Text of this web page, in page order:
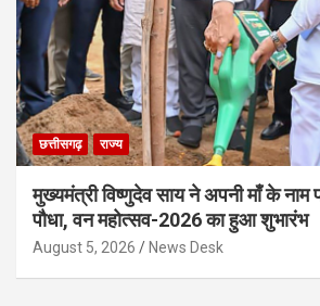
छत्तीसगढ़ राज्य
मुख्यमंत्री विष्णुदेव साय ने अपनी माँ के नाम
पौधा, वन महोत्सव-2026 का हुआ शुभारंभ
August 5, 2026 News Desk